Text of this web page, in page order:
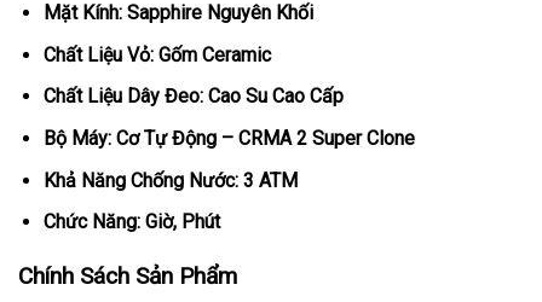
Mặt Kính: Sapphire Nguyên Khối
Chất Liệu Vỏ: Gốm Ceramic
Chất Liệu Dây Đeo: Cao Su Cao Cấp
Bộ Máy: Cơ Tự Động – CRMA 2 Super Clone
Khả Năng Chống Nước: 3 ATM
Chức Năng: Giờ, Phút
Chính Sách Sản Phẩm